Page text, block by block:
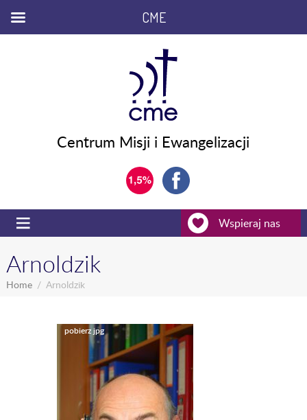
Centrum Misji i Ewangelizacji
Wspieraj nas
Arnoldzik
Home Arnoldzik
CME